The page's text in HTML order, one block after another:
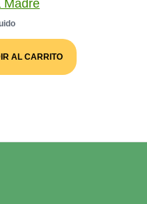
Madre
AL CARRITO